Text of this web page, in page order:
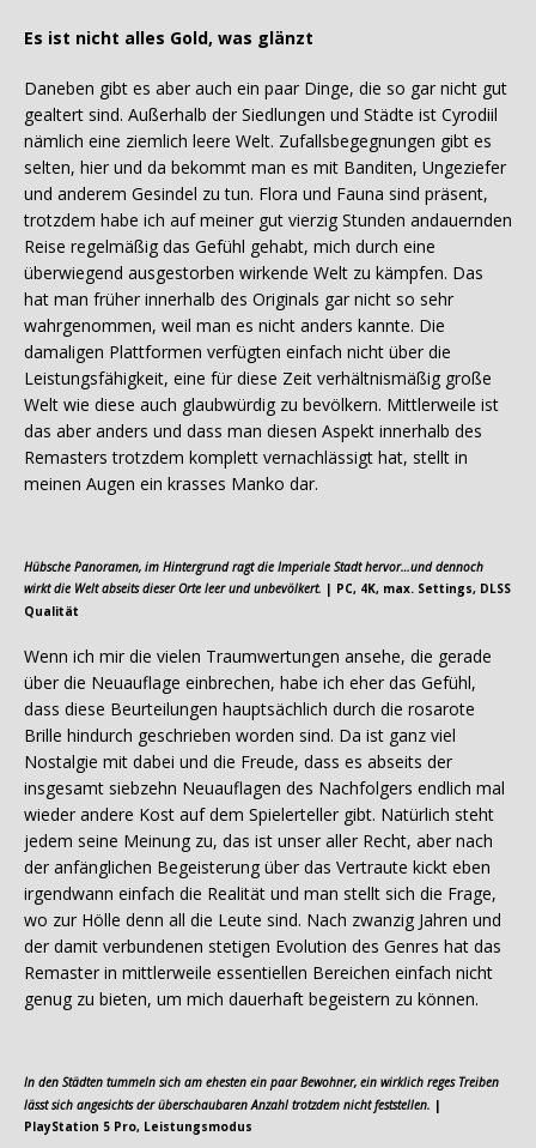
Es ist nicht alles Gold, was glänzt
Daneben gibt es aber auch ein paar Dinge, die so gar nicht gut
gealtert sind. Außerhalb der Siedlungen und Städte ist Cyrodiil
nämlich eine ziemlich leere Welt. Zufallsbegegnungen gibt es
selten, hier und da bekommt man es mit Banditen, Ungeziefer
und anderem Gesindel zu tun. Flora und Fauna sind präsent,
trotzdem habe ich auf meiner gut vierzig Stunden andauernden
Reise regelmäßig das Gefühl gehabt, mich durch eine
überwiegend ausgestorben wirkende Welt zu kämpfen. Das
hat man früher innerhalb des Originals gar nicht so sehr
wahrgenommen, weil man es nicht anders kannte. Die
damaligen Plattformen verfügten einfach nicht über die
Leistungsfähigkeit, eine für diese Zeit verhältnismäßig große
Welt wie diese auch glaubwürdig zu bevölkern. Mittlerweile ist
das aber anders und dass man diesen Aspekt innerhalb des
Remasters trotzdem komplett vernachlässigt hat, stellt in
meinen Augen ein krasses Manko dar.
Hübsche Panoramen, im Hintergrund ragt die Imperiale Stadt hervor…und dennoch
wirkt die Welt abseits dieser Orte leer und unbevölkert. | PC, 4K, max. Settings, DLSS
Qualität
Wenn ich mir die vielen Traumwertungen ansehe, die gerade
über die Neuauflage einbrechen, habe ich eher das Gefühl,
dass diese Beurteilungen hauptsächlich durch die rosarote
Brille hindurch geschrieben worden sind. Da ist ganz viel
Nostalgie mit dabei und die Freude, dass es abseits der
insgesamt siebzehn Neuauflagen des Nachfolgers endlich mal
wieder andere Kost auf dem Spielerteller gibt. Natürlich steht
jedem seine Meinung zu, das ist unser aller Recht, aber nach
der anfänglichen Begeisterung über das Vertraute kickt eben
irgendwann einfach die Realität und man stellt sich die Frage,
wo zur Hölle denn all die Leute sind. Nach zwanzig Jahren und
der damit verbundenen stetigen Evolution des Genres hat das
Remaster in mittlerweile essentiellen Bereichen einfach nicht
genug zu bieten, um mich dauerhaft begeistern zu können.
In den Städten tummeln sich am ehesten ein paar Bewohner, ein wirklich reges Treiben
lässt sich angesichts der überschaubaren Anzahl trotzdem nicht feststellen. |
PlayStation 5 Pro, Leistungsmodus